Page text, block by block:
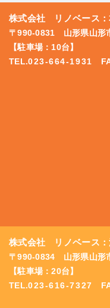
株式会社 リノベース：
〒990-0831 山形県山形
【駐車場：10台】
TEL.023-664-1931
株式会社 リノベース：
〒990-0834 山形県山形
【駐車場：20台】
TEL.023-616-7327